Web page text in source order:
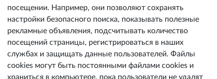
посещении. Например, они позволяют сохранять
настройки безопасного поиска, показывать полезные
рекламные объявления, подсчитывать количество
посещений страницы, регистрироваться в наших
службах и защищать данные пользователей. Файлы
cookies могут быть постоянными файлами cookies и
храниться в компьютере, пока пользователи не удалят